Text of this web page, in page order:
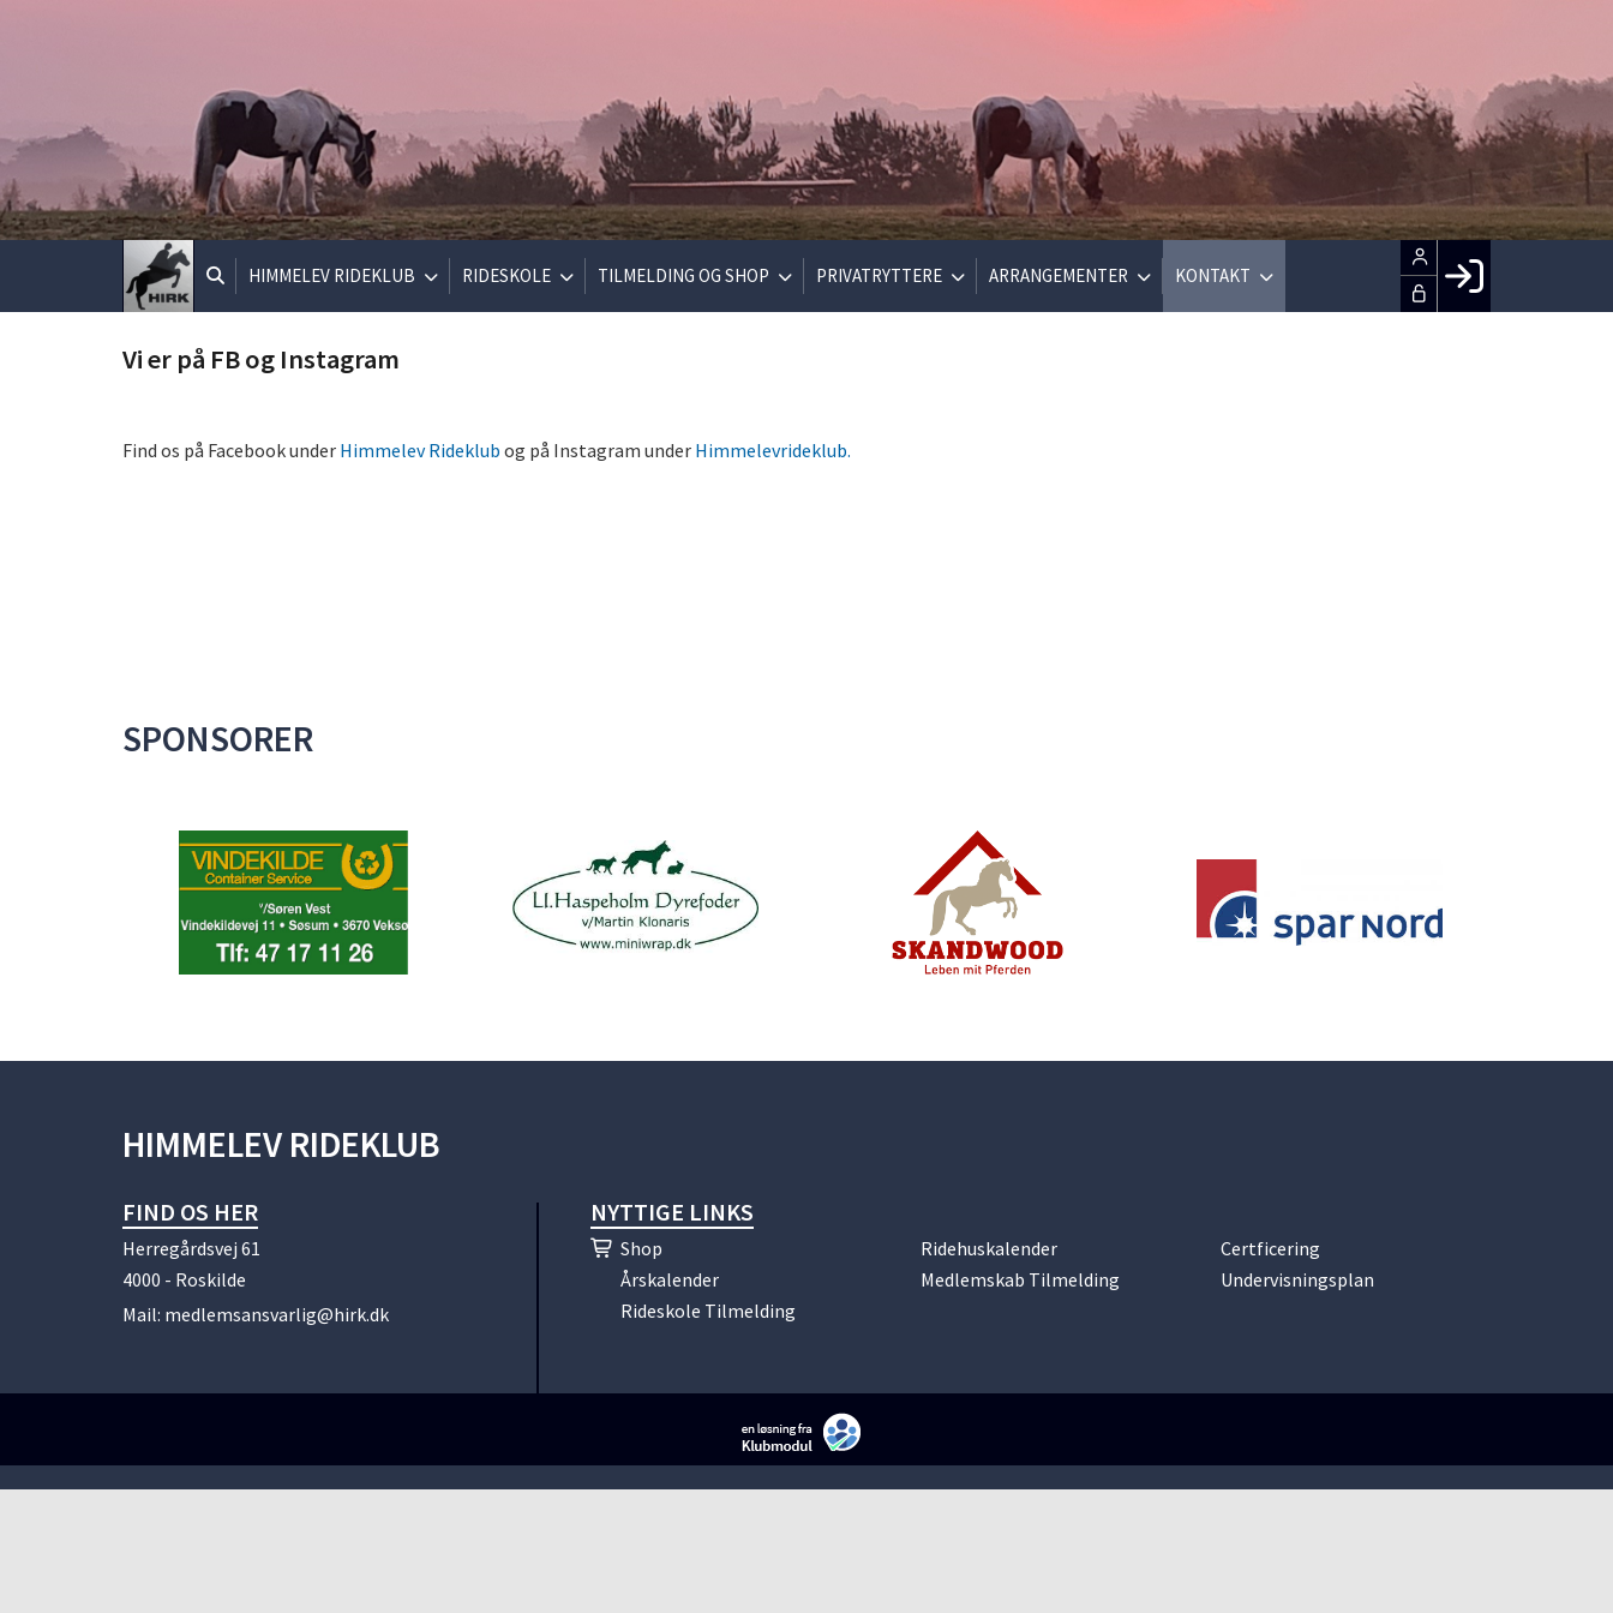
HIMMELEV RIDEKLUB RIDESKOLE TILMELDING OG SHOP PRIVATRYTTERE ARRANGEMENTER KONTAKT
Vi er på FB og Instagram
Find os på Facebook under Himmelev Rideklub og på Instagram under Himmelevrideklub.
SPONSORER
HIMMELEV RIDEKLUB
FIND OS HER
Herregårdsvej 61
4000 - Roskilde
Mail: medlemsansvarlig@hirk.dk
NYTTIGE LINKS
Shop Ridehuskalender
Certficering
Årskalender
Medlemskab Tilmelding
Undervisningsplan
Rideskole Tilmelding